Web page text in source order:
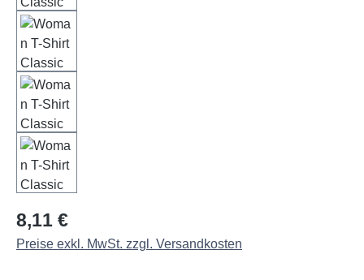
Regulärer Preis:
8,11 €
Preise exkl. MwSt. zzgl. Versandkosten